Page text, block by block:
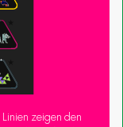
zeigen den